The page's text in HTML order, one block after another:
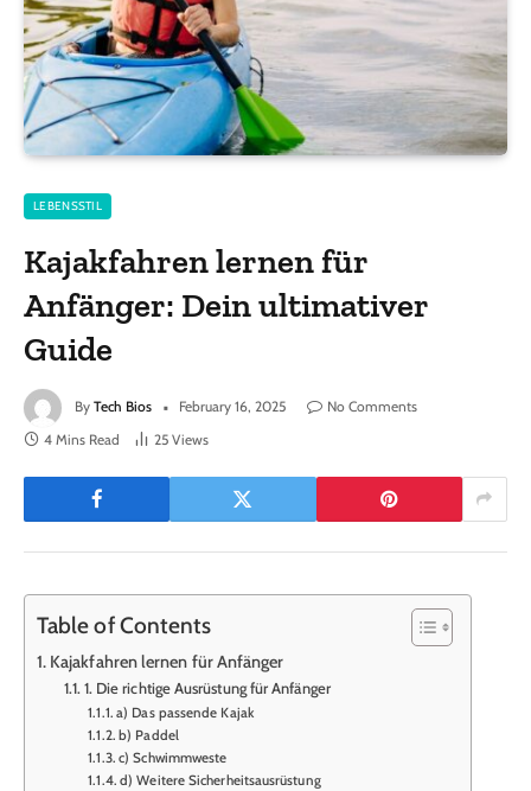
LEBENSSTIL
Kajakfahren lernen für
Anfänger: Dein ultimativer
Guide
By Tech Bios February 16, 2025
No Comments
4 Mins Read
25 Views
Table of Contents
Kajakfahren lernen für Anfänger
1. Die richtige Ausrüstung für Anfänger
a) Das passende Kajak
b) Paddel
c) Schwimmweste
d) Weitere Sicherheitsausrüstung